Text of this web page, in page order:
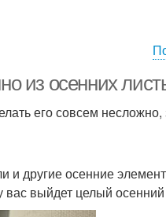
из осенних
его совсем несложно,
и другие осенние
выйдет целый